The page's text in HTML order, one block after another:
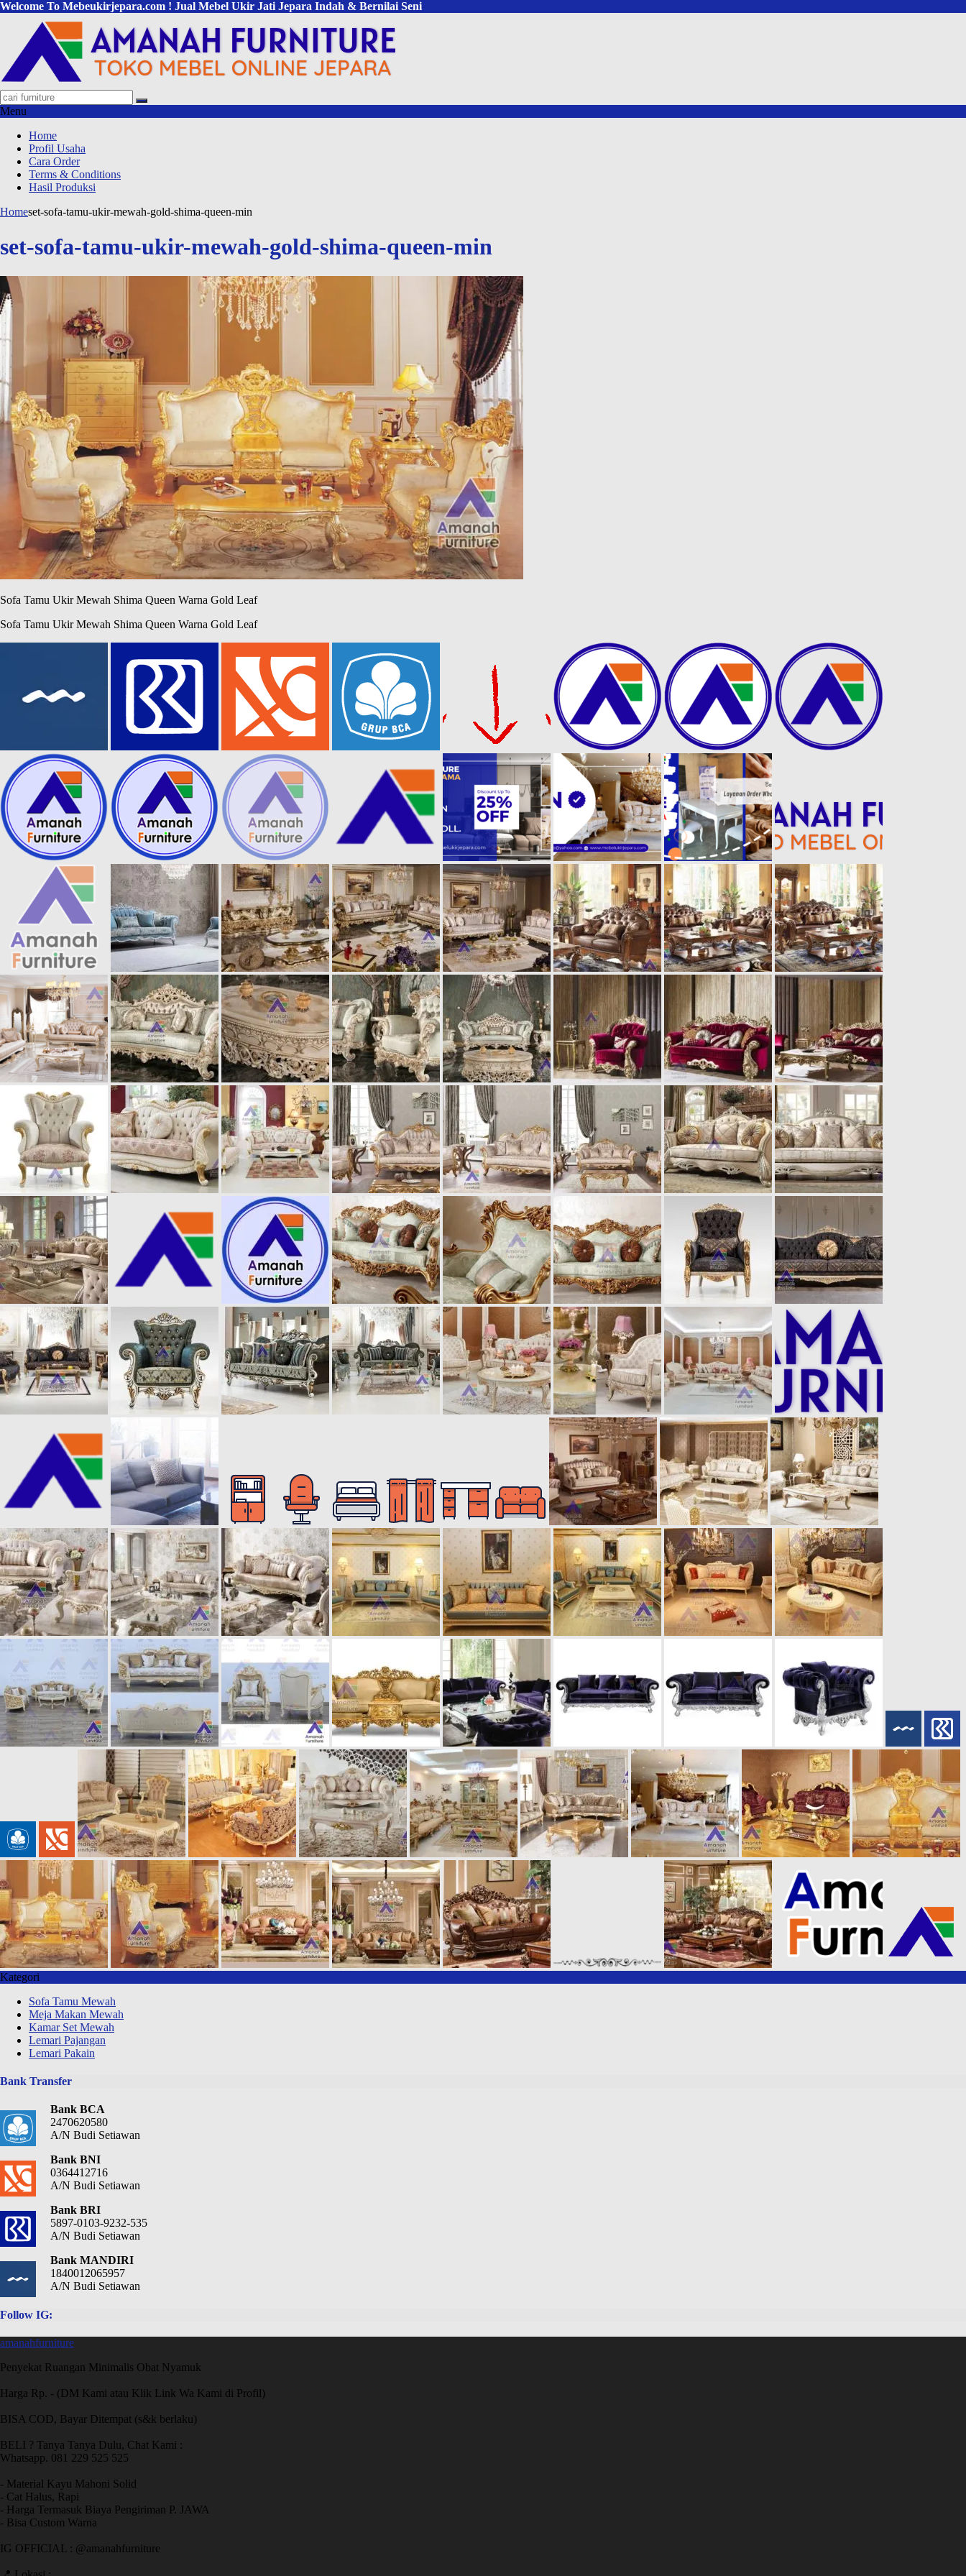
Welcome To Mebeukirjepara.com ! Jual Mebel Ukir Jati Jepara Indah & Bernilai Seni
Menu
Home
Profil Usaha
Cara Order
Terms & Conditions
Hasil Produksi
Homeset-sofa-tamu-ukir-mewah-gold-shima-queen-min
set-sofa-tamu-ukir-mewah-gold-shima-queen-min
Sofa Tamu Ukir Mewah Shima Queen Warna Gold Leaf
Sofa Tamu Ukir Mewah Shima Queen Warna Gold Leaf
Kategori
Sofa Tamu Mewah
Meja Makan Mewah
Kamar Set Mewah
Lemari Pajangan
Lemari Pakain
Bank Transfer
Bank BCA
2470620580
A/N Budi Setiawan
Bank BNI
0364412716
A/N Budi Setiawan
Bank BRI
5897-0103-9232-535
A/N Budi Setiawan
Bank MANDIRI
1840012065957
A/N Budi Setiawan
Follow IG:
amanahfurniture
Penyekat Ruangan Minimalis Obat Nyamuk
Harga Rp. - (DM Kami atau Klik Link Wa Kami di Profil)
BISA COD, Bayar Ditempat (s&k berlaku)
BELI ? Tanya Tanya Dulu, Chat Kami :
Whatsapp. 081 229 525 525
- Material Kayu Mahoni Solid
- Cat Halus, Rapi
- Harga Termasuk Biaya Pengiriman P. JAWA
- Bisa Custom Warna
IG OFFICIAL : @amanahfurniture